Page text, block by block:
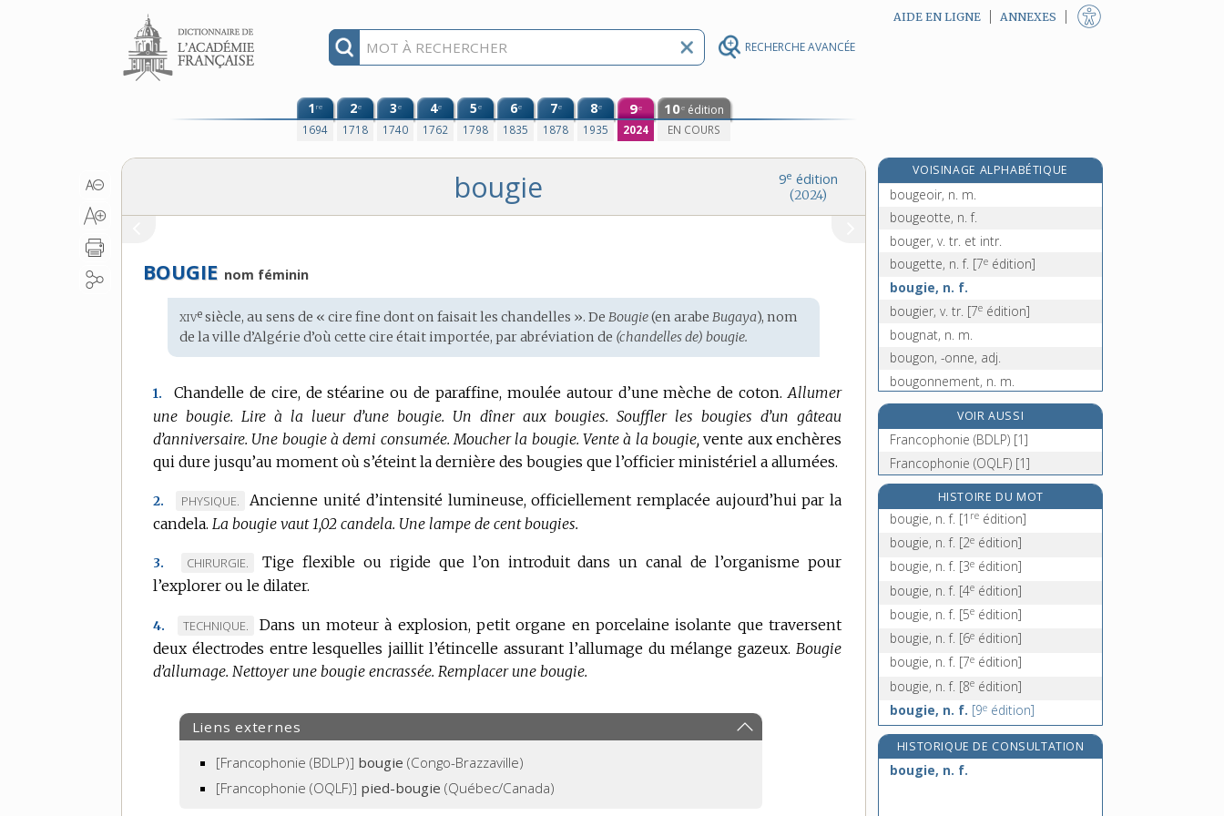
RECHERCHE AVANCÉE
Aller au contenu AIDE EN LIGNE ANNEXES
1re
1694
2e
1718
3e
1740
4e
1762
5e
1798
6e
1835
7e
1878
8e
1935
9e
2024
10e édition
EN COURS
9e édition
(2024)
bougie
BOUGIE nom féminin
Étymologie
:
xive siècle, au sens de « cire fine dont on faisait les chandelles ». DeBougie(enarabe Bugaya),nom
de la ville d’Algérie d’où cette cire était importée, par abréviation de (chandelles de) bougie.
1. Chandelle de cire, de stéarine ou de paraffine, moulée autour d’une mèche de coton. Allumer
une bougie. Lire à la lueur d’une bougie. Un dîner aux bougies. Souffler les bougies d’un gâteau
d’anniversaire. Une bougie à demi consumée. Moucher la bougie. Vente à la bougie, vente aux enchères
qui dure jusqu’au moment où s’éteint la dernière des bougies que l’officier ministériel a allumées.
2.
MARQUE
DE
PHYSIQUE.
Ancienne unité d’intensité lumineuse, officiellement remplacée aujourd’hui par la
candela. La bougie vaut 1,02 candela. Une lampe de cent bougies.
3.
MARQUE
DE
CHIRURGIE.
Tige flexible ou rigide que l’on introduit dans un canal de l’organisme pour
l’explorer ou le dilater.
4.
MARQUE
DE
DOMAINE
TECHNIQUE.
Dans un moteur à explosion, petit organe en porcelaine isolante que traversent
deux électrodes entre lesquelles jaillit l’étincelle assurant l’allumage du mélange gazeux. Bougie
d’allumage. Nettoyer une bougie encrassée. Remplacer une bougie.
Liens externes
[Francophonie (BDLP)] bougie (Congo-Brazzaville)
[Francophonie (OQLF)] pied-bougie (Québec/Canada)
VOISINAGE ALPHABÉTIQUE
bouge, n. m.
bougeoir, n. m.
bougeotte, n. f.
bouger, v. tr. et intr.
bougette, n. f. [7e édition]
bougie, n. f.
bougier, v. tr. [7e édition]
bougnat, n. m.
bougon, -onne, adj.
bougonnement, n. m.
bougonner, v. intr.
bougran, n. m.
bougre, -esse, n.
bougrement, adv.
bougrerie, n. f.
VOIR AUSSI
Francophonie (BDLP) [1]
Francophonie (OQLF) [1]
HISTOIRE DU MOT
bougie, n. f. [1 re édition]
bougie, n. f. [2e édition]
bougie, n. f. [3e édition]
bougie, n. f. [4e édition]
bougie, n. f. [5e édition]
bougie, n. f. [6e édition]
bougie, n. f. [7e édition]
bougie, n. f. [8e édition]
bougie, n. f. [9e édition]
HISTORIQUE DE CONSULTATION
bougie, n. f.